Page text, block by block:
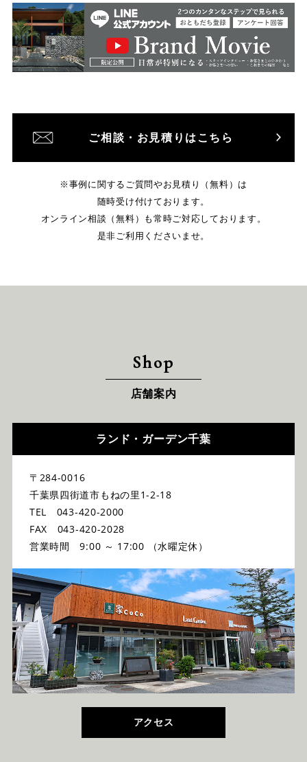
ご相談・お見積りはこちら
※事例に関するご質問やお見積り（無料）は
随時受け付けております。
オンライン相談（無料）も常時ご対応しております。
是非ご利用くださいませ。
Shop
店舗案内
ランド・ガーデン千葉
〒284-0016
千葉県四街道市もねの里1-2-18
TEL 043-420-2000
FAX 043-420-2028
営業時間 9:00 ～ 17:00 （水曜定休）
アクセス